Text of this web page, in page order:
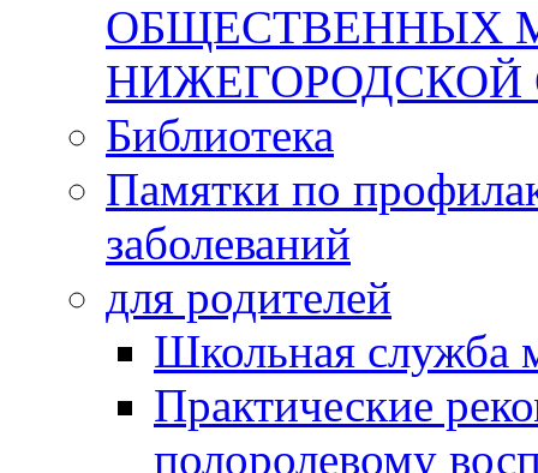
ОБЩЕСТВЕННЫХ
НИЖЕГОРОДСКОЙ
Библиотека
Памятки по
заболеваний
для родителей
Школьная служба
Практические
полоролевому